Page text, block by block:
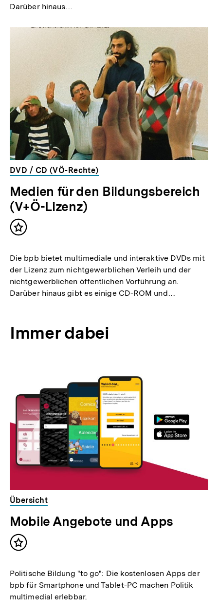
Darüber hinaus…
DVD / CD (VÖ-Rechte)
Medien für den Bildungsbereich
(V+Ö-Lizenz)
Inhalt
Die bpb bietet multimediale und interaktive DVDs mit
der Lizenz zum nichtgewerblichen Verleih und der
nichtgewerblichen öffentlichen Vorführung an.
Darüber hinaus gibt es einige CD-ROM und…
Immer dabei
Übersicht
Mobile Angebote und Apps
Inhalt
Politische Bildung "to go": Die kostenlosen Apps der
bpb für Smartphone und Tablet-PC machen Politik
multimedial erlebbar.